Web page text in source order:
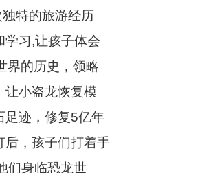
特的旅游经历
习,让孩子体会
界的历史，领略
让小盗龙恢复模
足迹，修复5亿年
后，孩子们打着手
们身临恐龙世